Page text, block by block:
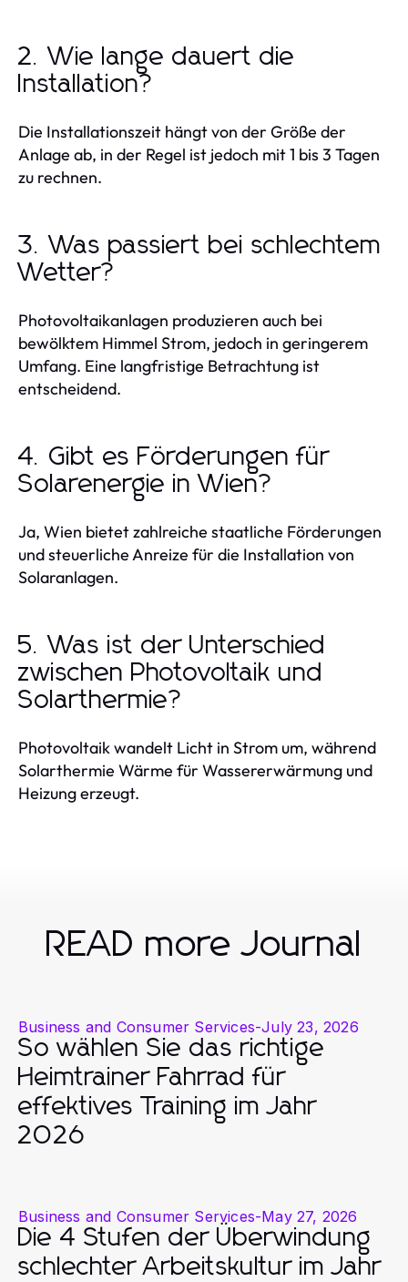
2. Wie lange dauert die
Installation?
Die Installationszeit hängt von der Größe der
Anlage ab, in der Regel ist jedoch mit 1 bis 3 Tagen
zu rechnen.
3. Was passiert bei schlechtem
Wetter?
Photovoltaikanlagen produzieren auch bei
bewölktem Himmel Strom, jedoch in geringerem
Umfang. Eine langfristige Betrachtung ist
entscheidend.
4. Gibt es Förderungen für
Solarenergie in Wien?
Ja, Wien bietet zahlreiche staatliche Förderungen
und steuerliche Anreize für die Installation von
Solaranlagen.
5. Was ist der Unterschied
zwischen Photovoltaik und
Solarthermie?
Photovoltaik wandelt Licht in Strom um, während
Solarthermie Wärme für Wassererwärmung und
Heizung erzeugt.
READ more Journal
Business and Consumer Services-July 23, 2026
So wählen Sie das richtige
Heimtrainer Fahrrad für
effektives Training im Jahr
2026
Business and Consumer Services-May 27, 2026
Die 4 Stufen der Überwindung
schlechter Arbeitskultur im Jahr